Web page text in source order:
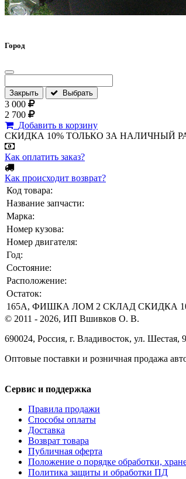
Город
Закрыть Выбрать
3 000
2 700
Добавить в корзину
СКИДКА 10% ТОЛЬКО ЗА НАЛИЧНЫЙ
Как оплатить заказ?
Как происходит возврат?
Код товара:
Название запчасти:
Марка:
Номер кузова:
Номер двигателя:
Год:
Состояние:
Расположение:
Остаток:
165А, ФИШКА ЛОМ 2 СКЛАД СКИДКА
© 2011 - 2026, ИП Вшивков О. В.
690024, Россия, г. Владивосток, ул. Шестая, 9
Оптовые поставки и розничная продажа
Сервис и поддержка
Правила продажи
Способы оплаты
Доставка
Возврат товара
Публичная оферта
Положение о порядке обработки,
Политика защиты и обработки ПД